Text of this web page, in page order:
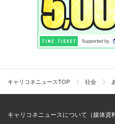
キャリコネニュースTOP 社会
キャリコネニュースについて（媒体資